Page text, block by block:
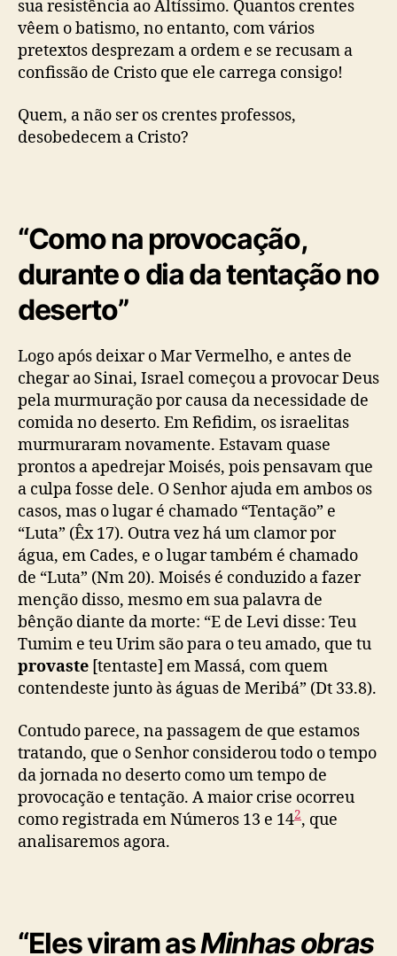
sua resistência ao Altíssimo. Quantos crentes
vêem o batismo, no entanto, com vários
pretextos desprezam a ordem e se recusam a
confissão de Cristo que ele carrega consigo!
Quem, a não ser os crentes professos,
desobedecem a Cristo?
“Como na provocação,
durante o dia da tentação no
deserto”
Logo após deixar o Mar Vermelho, e antes de
chegar ao Sinai, Israel começou a provocar Deus
pela murmuração por causa da necessidade de
comida no deserto. Em Refidim, os israelitas
murmuraram novamente. Estavam quase
prontos a apedrejar Moisés, pois pensavam que
a culpa fosse dele. O Senhor ajuda em ambos os
casos, mas o lugar é chamado “Tentação” e
“Luta” (Êx 17). Outra vez há um clamor por
água, em Cades, e o lugar também é chamado
de “Luta” (Nm 20). Moisés é conduzido a fazer
menção disso, mesmo em sua palavra de
bênção diante da morte: “E de Levi disse: Teu
Tumim e teu Urim são para o teu amado, que tu
provaste [tentaste] em Massá, com quem
contendeste junto às águas de Meribá” (Dt 33.8).
Contudo parece, na passagem de que estamos
tratando, que o Senhor considerou todo o tempo
da jornada no deserto como um tempo de
provocação e tentação. A maior crise ocorreu
como registrada em Números 13 e 142, que
analisaremos agora.
“Eles viram asMinhas obras